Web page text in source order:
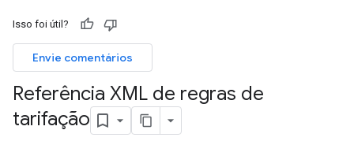
Isso foi útil?
Envie comentários
Referência XML de regras de
tarifação